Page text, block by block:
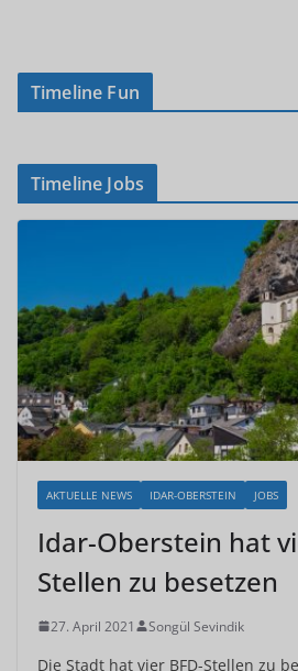
Timeline Fun
Timeline Jobs
AKTUELLE NEWS IDAR-OBERSTEIN JOBS
Idar-Oberstein hat
Stellen zu besetzen
27. April 2021 Songül Sevindik
Die Stadt hat vier BFD-Stellen zu